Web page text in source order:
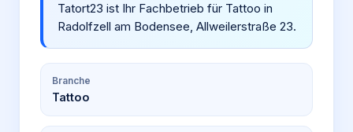
Tatort23 ist Ihr Fachbetrieb für Tattoo in
Radolfzell am Bodensee, Allweilerstraße 23.
Branche
Tattoo